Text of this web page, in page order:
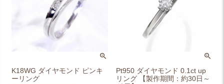
K18WG ダイヤモンド ピンキ
ーリング
Pt950 ダイヤモンド 0.1ct up
リング 【製作期間：約30日～